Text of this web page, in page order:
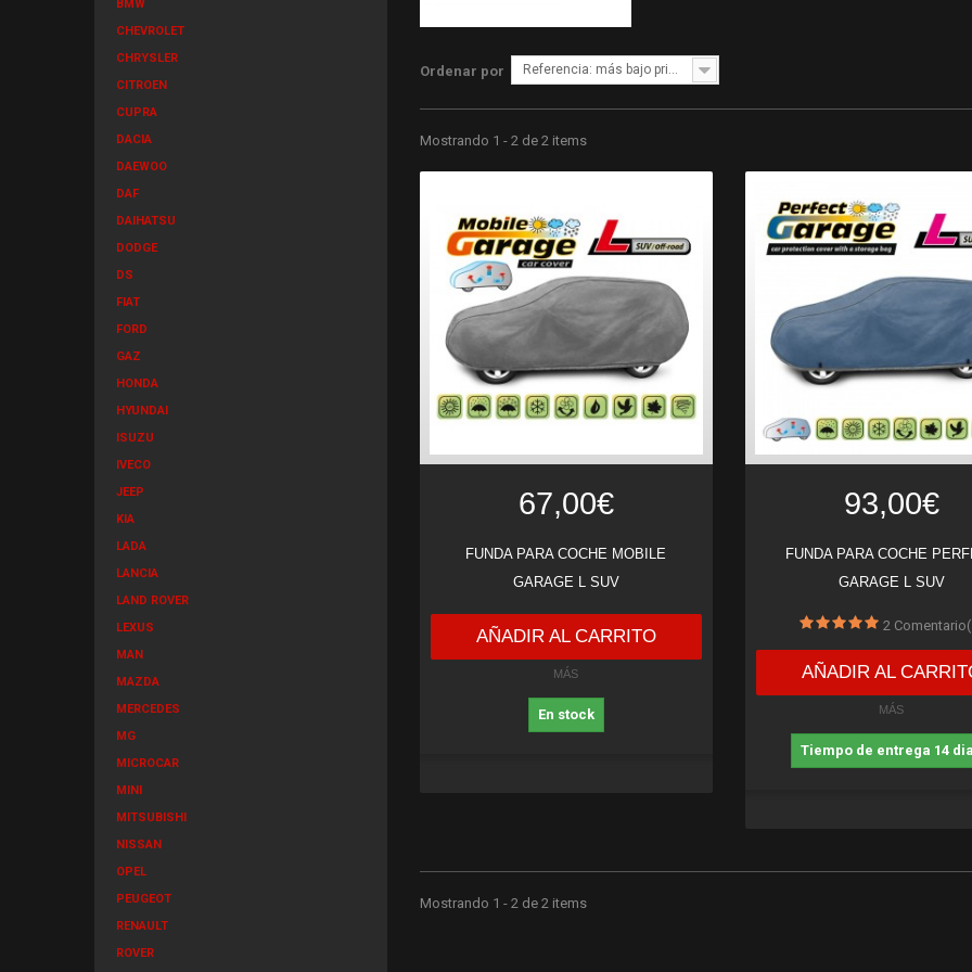
BMW
CHEVROLET
CHRYSLER
CITROEN
CUPRA
DACIA
DAEWOO
DAF
DAIHATSU
DODGE
DS
FIAT
FORD
GAZ
HONDA
HYUNDAI
ISUZU
IVECO
JEEP
KIA
LADA
LANCIA
LAND ROVER
LEXUS
MAN
MAZDA
MERCEDES
MG
MICROCAR
MINI
MITSUBISHI
NISSAN
OPEL
PEUGEOT
RENAULT
ROVER
Ordenar por Referencia: más bajo primero
Mostrando 1 - 2 de 2 items
67,00€
FUNDA PARA COCHE MOBILE
GARAGE L SUV
AÑADIR AL CARRITO
MÁS
En stock
93,00€
FUNDA PARA COCHE
GARAGE L SUV
2
AÑADIR AL
MÁS
Tiempo de entrega 14
Mostrando 1 - 2 de 2 items